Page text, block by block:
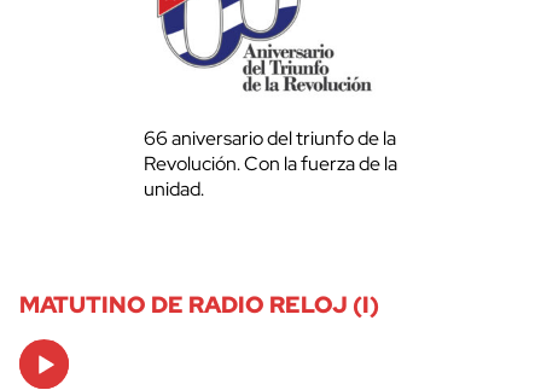
66 aniversario del triunfo de la
Revolución. Con la fuerza de la
unidad.
MATUTINO DE RADIO RELOJ (I)
Audio
Player